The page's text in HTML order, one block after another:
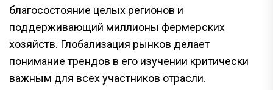
благосостояние целых регионов и
поддерживающий миллионы фермерских
хозяйств. Глобализация рынков делает
понимание трендов в его изучении критически
важным для всех участников отрасли.